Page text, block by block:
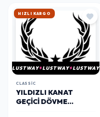
HIZLI KARGO
LUSTWAY LUSTWAY LUSTWAY
CLASSIC
YILDIZLI KANAT
GEÇICI DÖVME